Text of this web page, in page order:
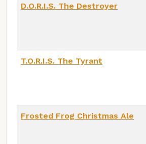
D.O.R.I.S. The Destroyer
T.O.R.I.S. The Tyrant
Frosted Frog Christmas Ale